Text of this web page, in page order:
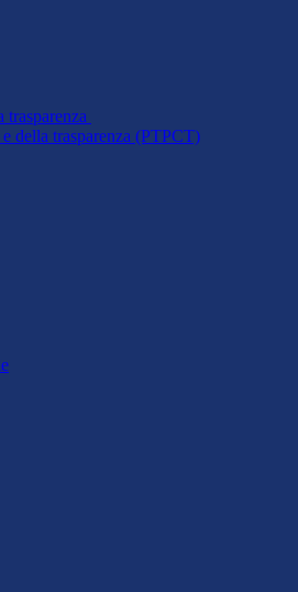
della trasparenza (PTPCT)